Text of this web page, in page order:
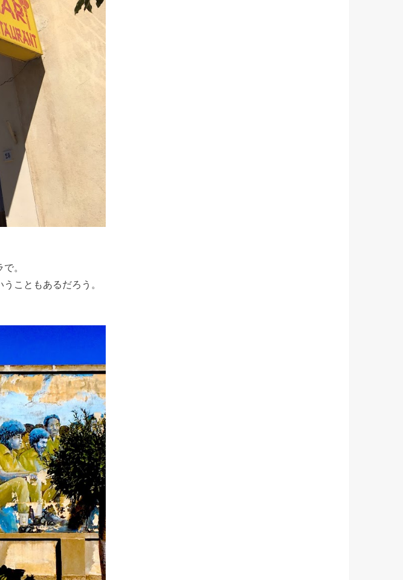
。
こともあるだろう。